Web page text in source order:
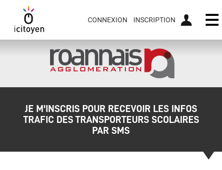
CONNEXION INSCRIPTION
JE M'INSCRIS POUR RECEVOIR LES INFOS
TRAFIC DES TRANSPORTEURS SCOLAIRES
PAR SMS